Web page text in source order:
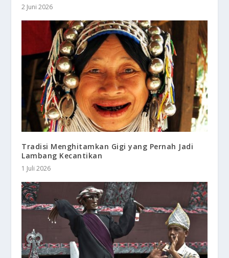
2 Juni 2026
Tradisi Menghitamkan Gigi yang Pernah Jadi
Lambang Kecantikan
1 Juli 2026